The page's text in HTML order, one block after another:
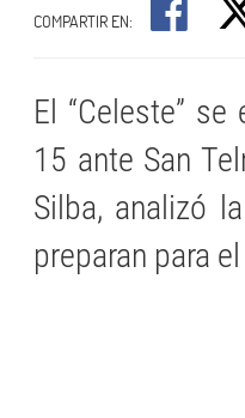
COMPARTIR EN:
El “Celeste”
15 ante San
Silba, analizó
preparan para